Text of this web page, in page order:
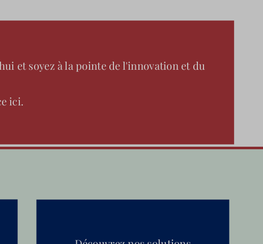
et soyez à la pointe de l'innovation et du
ici.